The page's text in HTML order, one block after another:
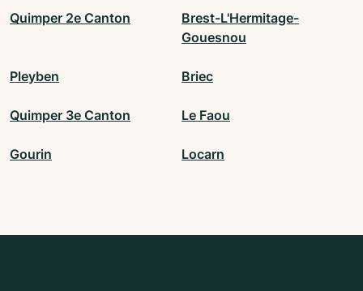
Quimper 2e Canton
Brest-L'Hermitage-
Gouesnou
Pleyben Briec
Quimper 3e Canton Le Faou
Gourin Locarn